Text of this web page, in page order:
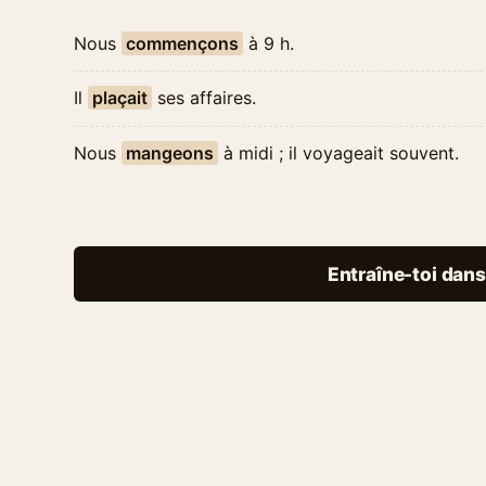
Nous commençons à 9 h.
Il plaçait ses affaires.
Nous mangeons à midi ; il voyageait souvent.
Entraîne-toi